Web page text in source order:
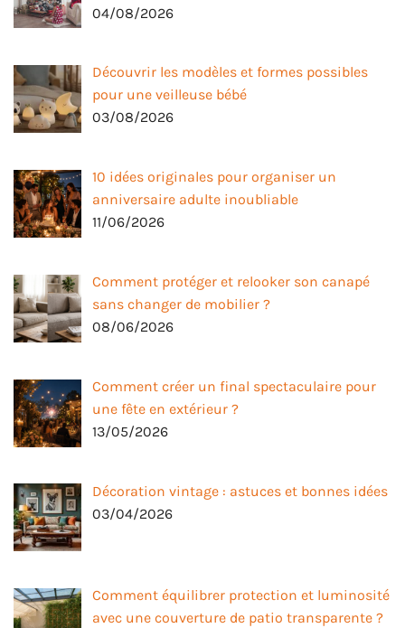
04/08/2026
Découvrir les modèles et formes possibles
pour une veilleuse bébé
03/08/2026
10 idées originales pour organiser un
anniversaire adulte inoubliable
11/06/2026
Comment protéger et relooker son canapé
sans changer de mobilier ?
08/06/2026
Comment créer un final spectaculaire pour
une fête en extérieur ?
13/05/2026
Décoration vintage : astuces et bonnes idées
03/04/2026
Comment équilibrer protection et luminosité
avec une couverture de patio transparente ?